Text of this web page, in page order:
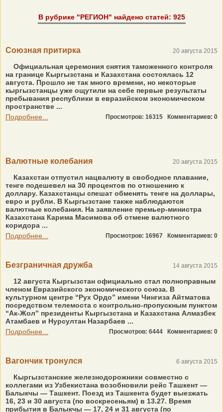
В рубрике "РЕГИОН" найдено статей: 925
Союзная притирка 20 августа 2015
Официальная церемония снятия таможенного контроля
на границе Кыргызстана и Казахстана состоялась 12
августа. Прошло не так много времени, но некоторые
кыргызстанцы уже ощутили на себе первые результаты
пребывания республики в евразийском экономическом
пространстве ...
Подробнее...
Просмотров: 16315 Комментариев: 0
Валютные колебания 20 августа 2015
Казахстан отпустил нацвалюту в свободное плавание,
тенге подешевел на 30 процентов по отношению к
доллару. Казахстанцы спешат обменять тенге на доллары,
евро и рубли. В Кыргызстане также наблюдаются
валютные колебания. На заявление премьер-министра
Казахстана Карима Масимова об отмене валютного
коридора ...
Подробнее...
Просмотров: 16967 Комментариев: 0
Безграничная дружба 14 августа 2015
12 августа Кыргызстан официально стал полноправным
членом Евразийского экономического союза. В
культурном центре “Рух Ордо” имени Чингиза Айтматова
посредством телемоста с контрольно-пропускным пунктом
“Ак-Жол” президенты Кыргызстана и Казахстана Алмазбек
Атамбаев и Нурсултан Назарбаев ...
Подробнее...
Просмотров: 6444 Комментариев: 0
Вагончик тронулся 6 августа 2015
Кыргызстанские железнодорожники совместно с
коллегами из Узбекистана возобновили рейс Ташкент —
Балыкчы — Ташкент. Поезд из Ташкента будет выезжать
16, 23 и 30 августа (по воскресеньям) в 13.27. Время
прибытия в Балыкчы — 17, 24 и 31 августа (по